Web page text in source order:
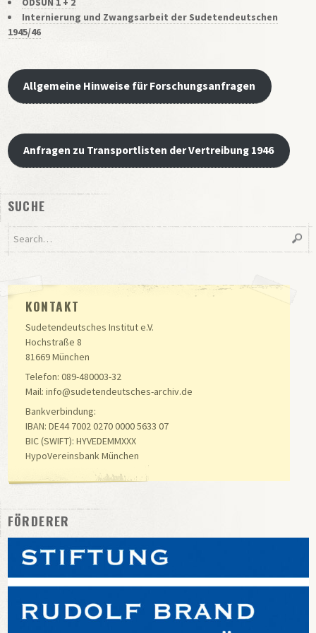
TRANSPORTLISTEN DER VERTREIBUNG 1946
SPENDEN
IMPRESSUM
Internierung und Zwangsarbeit der Sudetendeutschen
1945/46
Allgemeine Hinweise für Forschungsanfragen
Anfragen zu Transportlisten der Vertreibung 1946
SUCHE
KONTAKT
Sudetendeutsches Institut e.V.
Hochstraße 8
81669 München
Telefon: 089-480003-32
Mail: info@sudetendeutsches-archiv.de
Bankverbindung:
IBAN: DE44 7002 0270 0000 5633 07
BIC (SWIFT): HYVEDEMMXXX
HypoVereinsbank München
FÖRDERER